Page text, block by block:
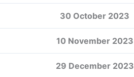
30 October 2023
10 November 2023
29 December 2023